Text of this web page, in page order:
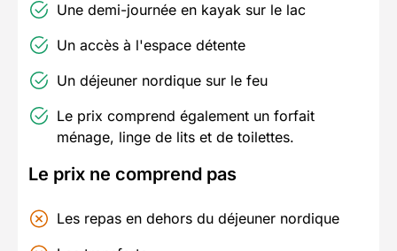
Une demi-journée en kayak sur le lac
Un accès à l'espace détente
Un déjeuner nordique sur le feu
Le prix comprend également un forfait
ménage, linge de lits et de toilettes.
Le prix ne comprend pas
Les repas en dehors du déjeuner nordique